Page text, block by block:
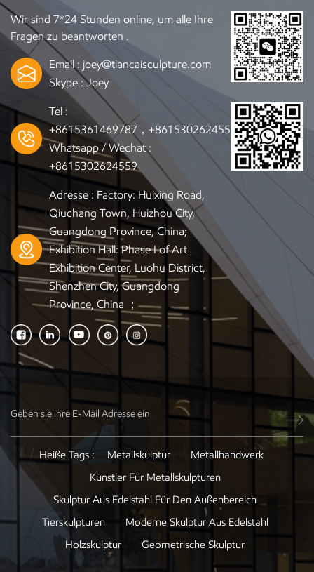
Wir sind 7*24 Stunden online, um alle Ihre
Fragen zu beantworten .
Email : joey@tiancaisculpture.com
Skype :Joey
Tel :
+8615361469787，+8615302624559
Whatsapp / Wechat :
+8615302624559
Adresse : Factory: Huixing Road,
Qiuchang Town, Huizhou City,
Guangdong Province, China;
Exhibition Hall: Phase I of Art
Exhibition Center, Luohu District,
Shenzhen City, Guangdong
Province, China ；
Heiße Tags : Metallskulptur
Metallhandwerk
Künstler Für Metallskulpturen
Skulptur Aus Edelstahl Für Den Außenbereich
Tierskulpturen
Moderne Skulptur Aus Edelstahl
Holzskulptur
Geometrische Skulptur